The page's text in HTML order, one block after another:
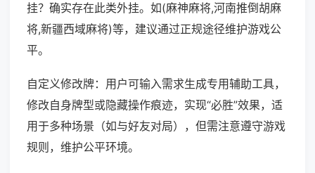
挂？确实存在此类外挂。如(麻神麻将,河南推倒胡麻
将,新疆西域麻将)等，建议通过正规途径维护游戏公
平。
自定义修改牌：用户可输入需求生成专用辅助工具，
修改自身牌型或隐藏操作痕迹，实现“必胜”效果，适
用于多种场景（如与好友对局），但需注意遵守游戏
规则，维护公平环境。